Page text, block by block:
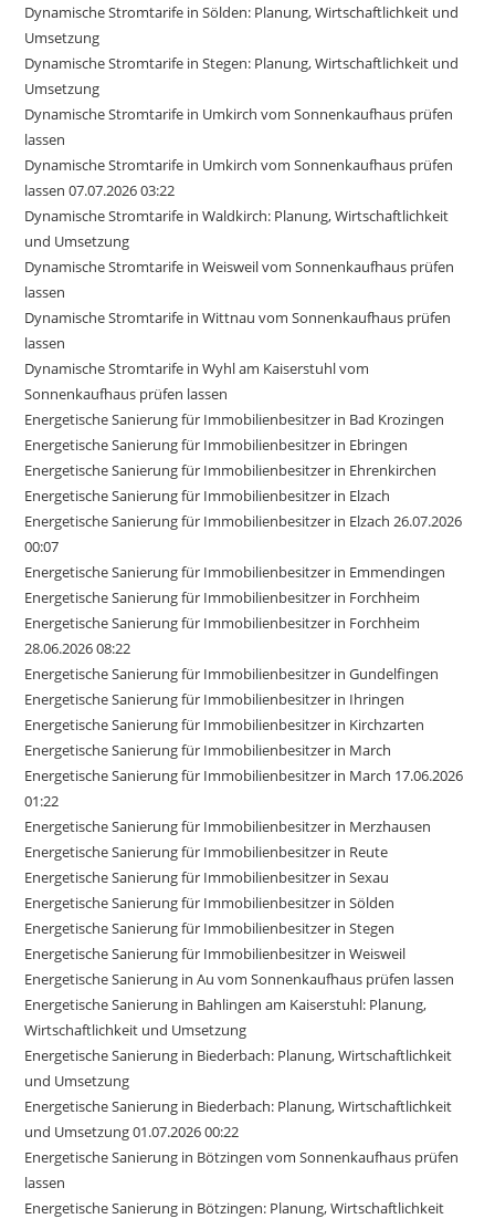
Dynamische Stromtarife in Sölden: Planung, Wirtschaftlichkeit und
Umsetzung
Dynamische Stromtarife in Stegen: Planung, Wirtschaftlichkeit und
Umsetzung
Dynamische Stromtarife in Umkirch vom Sonnenkaufhaus prüfen
lassen
Dynamische Stromtarife in Umkirch vom Sonnenkaufhaus prüfen
lassen 07.07.2026 03:22
Dynamische Stromtarife in Waldkirch: Planung, Wirtschaftlichkeit
und Umsetzung
Dynamische Stromtarife in Weisweil vom Sonnenkaufhaus prüfen
lassen
Dynamische Stromtarife in Wittnau vom Sonnenkaufhaus prüfen
lassen
Dynamische Stromtarife in Wyhl am Kaiserstuhl vom
Sonnenkaufhaus prüfen lassen
Energetische Sanierung für Immobilienbesitzer in Bad Krozingen
Energetische Sanierung für Immobilienbesitzer in Ebringen
Energetische Sanierung für Immobilienbesitzer in Ehrenkirchen
Energetische Sanierung für Immobilienbesitzer in Elzach
Energetische Sanierung für Immobilienbesitzer in Elzach 26.07.2026
00:07
Energetische Sanierung für Immobilienbesitzer in Emmendingen
Energetische Sanierung für Immobilienbesitzer in Forchheim
Energetische Sanierung für Immobilienbesitzer in Forchheim
28.06.2026 08:22
Energetische Sanierung für Immobilienbesitzer in Gundelfingen
Energetische Sanierung für Immobilienbesitzer in Ihringen
Energetische Sanierung für Immobilienbesitzer in Kirchzarten
Energetische Sanierung für Immobilienbesitzer in March
Energetische Sanierung für Immobilienbesitzer in March 17.06.2026
01:22
Energetische Sanierung für Immobilienbesitzer in Merzhausen
Energetische Sanierung für Immobilienbesitzer in Reute
Energetische Sanierung für Immobilienbesitzer in Sexau
Energetische Sanierung für Immobilienbesitzer in Sölden
Energetische Sanierung für Immobilienbesitzer in Stegen
Energetische Sanierung für Immobilienbesitzer in Weisweil
Energetische Sanierung in Au vom Sonnenkaufhaus prüfen lassen
Energetische Sanierung in Bahlingen am Kaiserstuhl: Planung,
Wirtschaftlichkeit und Umsetzung
Energetische Sanierung in Biederbach: Planung, Wirtschaftlichkeit
und Umsetzung
Energetische Sanierung in Biederbach: Planung, Wirtschaftlichkeit
und Umsetzung 01.07.2026 00:22
Energetische Sanierung in Bötzingen vom Sonnenkaufhaus prüfen
lassen
Energetische Sanierung in Bötzingen: Planung, Wirtschaftlichkeit